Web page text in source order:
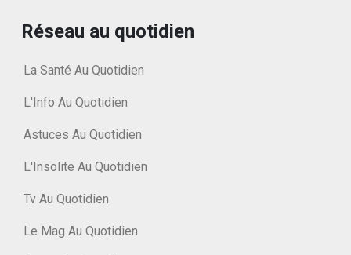
Réseau au quotidien
La Santé Au Quotidien
L'Info Au Quotidien
Astuces Au Quotidien
L'Insolite Au Quotidien
Tv Au Quotidien
Le Mag Au Quotidien